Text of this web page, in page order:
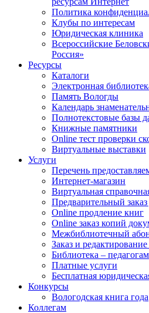
Политика
Клубы по интересам
Юридическая клиника
Всероссийские
Россия»
Ресурсы
Каталоги
Электронная
Память Вологды
Календарь
Полнотекстовые базы
Книжные памятники
Online тест проверки
Виртуальные выставки
Услуги
Перечень
Интернет-магазин
Виртуальная
Предварительный
Online продление книг
Online заказ копий
Межбиблиотечный
Заказ и
Библиотека – педагогам
Платные услуги
Бесплатная
Конкурсы
Вологодская книга года
Коллегам